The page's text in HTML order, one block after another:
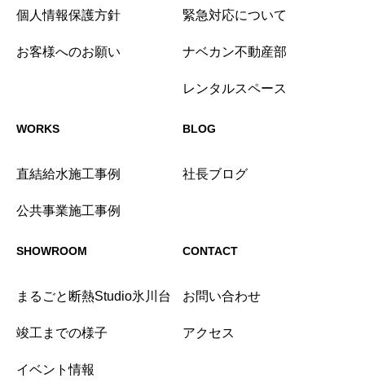
個人情報保護方針
お客様へのお願い
緊急対応について
ナベカン不動産部
レンタルスペース
WORKS
直結給水施工事例
公共事業施工事例
BLOG
社長ブログ
SHOWROOM
まるごと断熱Studio氷川台
竣工までの様子
イベント情報
CONTACT
お問い合わせ
アクセス